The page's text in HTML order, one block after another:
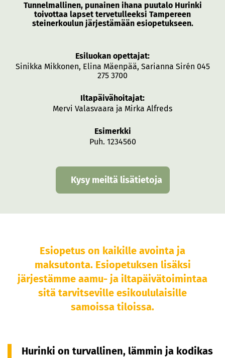
Tunnelmallinen, punainen ihana puutalo Hurinki
toivottaa lapset tervetulleeksi Tampereen
steinerkoulun järjestämään esiopetukseen.
Esiluokan opettajat:
Sinikka Mikkonen, Elina Mäenpää, Sarianna Sirén 045
275 3700
Iltapäivähoitajat:
Mervi Valasvaara ja Mirka Alfreds
Esimerkki
Puh. 1234560
Kysy meiltä lisätietoja
Esiopetus on kaikille avointa ja
maksutonta. Esiopetuksen lisäksi
järjestämme aamu- ja iltapäivätoimintaa
sitä tarvitseville esikoululaisille
samoissa tiloissa.
Hurinki on turvallinen, lämmin ja kodikas